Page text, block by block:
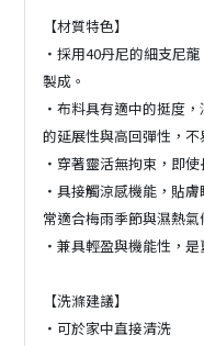
【材質特色】
・採用40丹尼的細支尼
製成。
・布料具有適中的挺度
的延展性與高回彈性，不
・穿著靈活無拘束，即
・具接觸涼感機能，貼
常適合梅雨季節與濕熱氣
・兼具輕盈與機能性，
【洗滌建議】
・可於家中直接清洗